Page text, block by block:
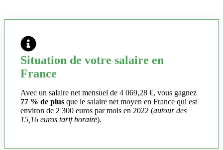
Situation de votre salaire en
France
Avec un salaire net mensuel de 4 069,28 €, vous gagnez
77 % de plus que le salaire net moyen en France qui est
environ de 2 300 euros par mois en 2022 (autour des
15,16 euros tarif horaire).